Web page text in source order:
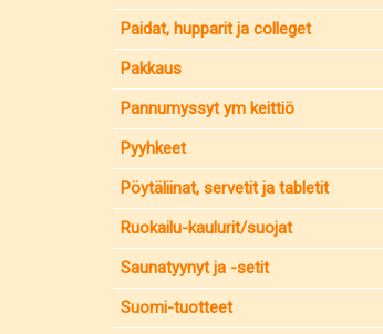
Paidat, hupparit ja colleget
Pakkaus
Pannumyssyt ym keittiö
Pyyhkeet
Pöytäliinat, servetit ja tabletit
Ruokailu-kaulurit/suojat
Saunatyynyt ja -setit
Suomi-tuotteet